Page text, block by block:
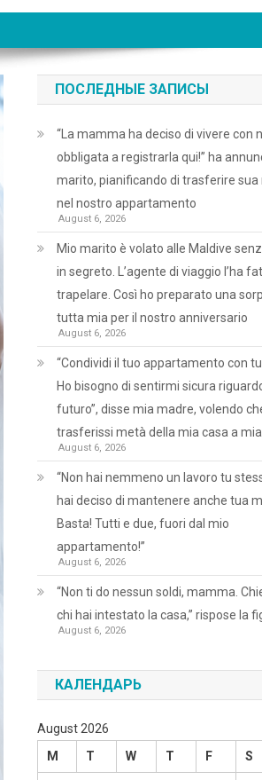
ПОСЛЕДНЫЕ ЗАПИСЫ
“La mamma ha deciso di vivere con
obbligata a registrarla qui!” ha
marito, pianificando di trasferire sua
nel nostro appartamento
August 6, 2026
Mio marito è volato alle Maldive
in segreto. L’agente di viaggio l’ha
trapelare. Così ho preparato una
tutta mia per il nostro anniversario
August 6, 2026
“Condividi il tuo appartamento con
Ho bisogno di sentirmi sicura
futuro”, disse mia madre, volendo
trasferissi metà della mia casa a mia
August 6, 2026
“Non hai nemmeno un lavoro tu
hai deciso di mantenere anche tua
Basta! Tutti e due, fuori dal mio
appartamento!”
August 6, 2026
“Non ti do nessun soldi, mamma.
chi hai intestato la casa,” rispose la
August 6, 2026
КАЛЕНДАРЬ
August 2026
M
T W T F S